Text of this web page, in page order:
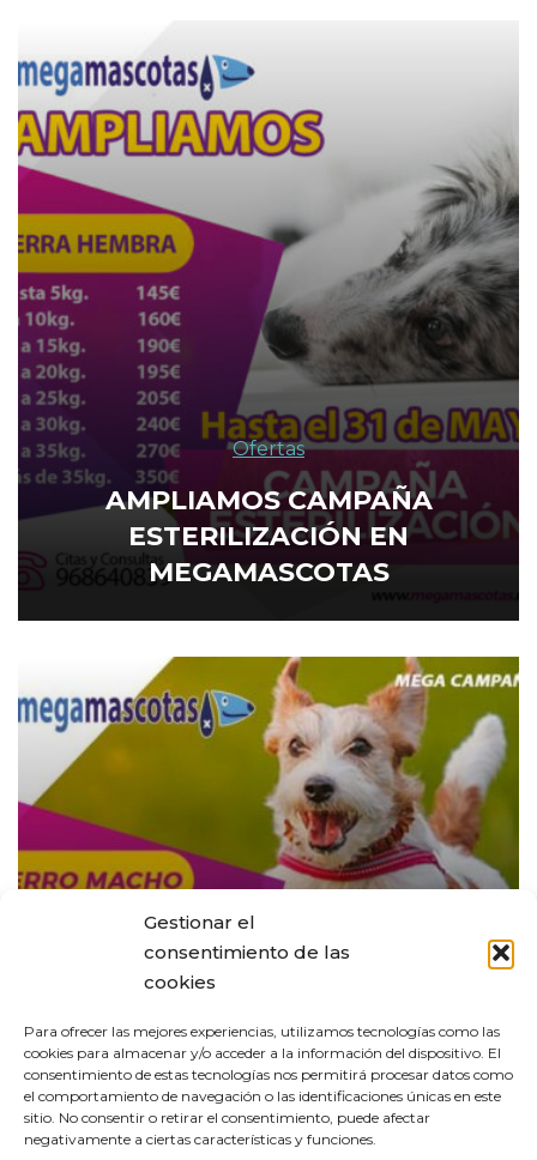
Gestionar el
consentimiento de las
cookies
Para ofrecer las mejores experiencias, utilizamos tecnologías como las
cookies para almacenar y/o acceder a la información del dispositivo. El
consentimiento de estas tecnologías nos permitirá procesar datos como
el comportamiento de navegación o las identificaciones únicas en este
sitio. No consentir o retirar el consentimiento, puede afectar
negativamente a ciertas características y funciones.
Ofertas
AMPLIAMOS CAMPAÑA
ESTERILIZACIÓN EN
MEGAMASCOTAS
Ofertas